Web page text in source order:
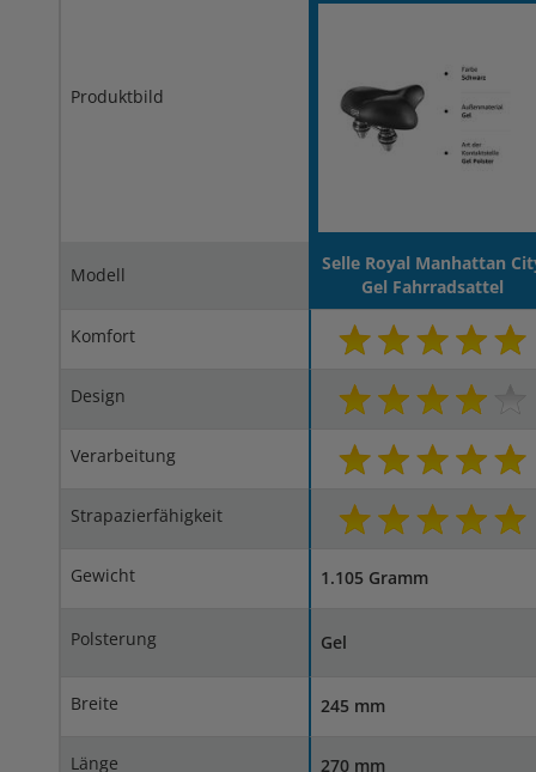
Produktbild
Modell
Selle Royal Manhattan
Gel Fahrradsattel
Komfort
Design
Verarbeitung
Strapazierfähigkeit
Gewicht 1.105 Gramm
Polsterung Gel
Breite 245 mm
Länge 270 mm